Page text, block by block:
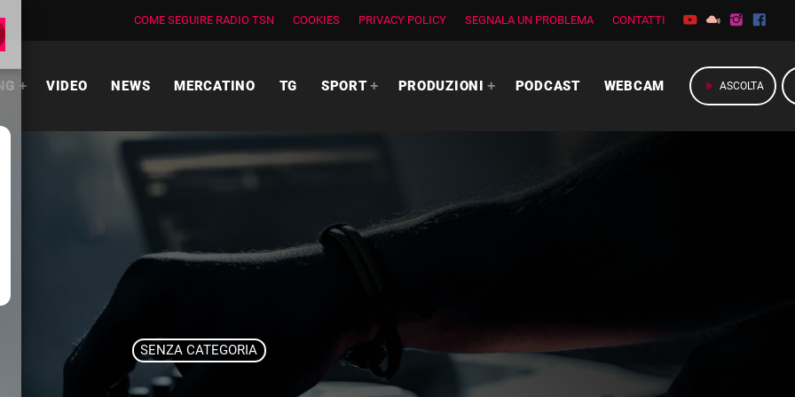
COME SEGUIRE RADIO TSN COOKIES PRIVACY POLICY SEGNALA UN PROBLEMA CONTATTI
VIDEO NEWS MERCATINO TG SPORT PRODUZIONI PODCAST WEBCAM play_arrow ASCOLTA
SENZA CATEGORIA